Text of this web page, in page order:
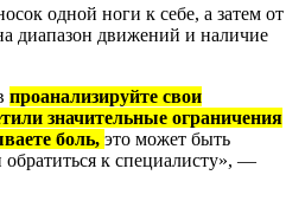
одной ноги к себе, а затем от
диапазон движений и наличие
проанализируйте свои
значительные ограничения
боль, это может быть
к специалисту», —